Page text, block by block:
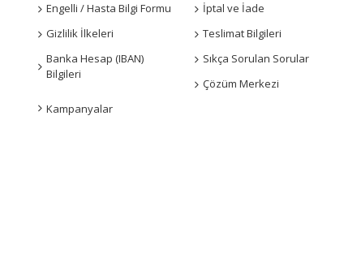
Engelli / Hasta Bilgi Formu
Gizlilik İlkeleri
Banka Hesap (IBAN)
Bilgileri
İptal ve İade
Teslimat Bilgileri
Sıkça Sorulan Sorular
Çözüm Merkezi